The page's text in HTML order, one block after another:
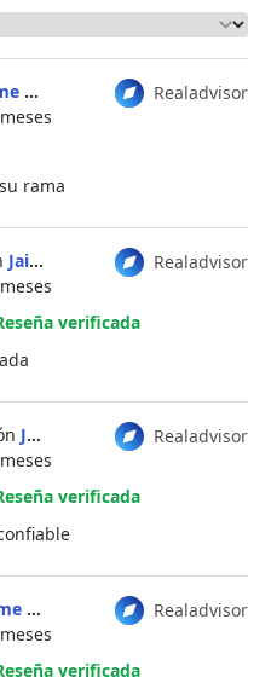
Realadvisor
rama
Realadvisor
Jaime Morales
verificada
Realadvisor
Jaime Morales
verificada
Realadvisor
verificada